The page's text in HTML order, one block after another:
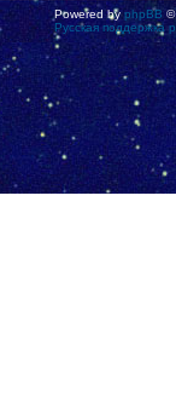
Powered byphpBB©
Русская поддержка